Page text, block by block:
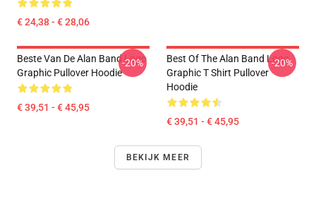
€ 24,38 - € 28,06
Beste Van De Alan Band Logo
Graphic Pullover Hoodie
€ 39,51 - € 45,95
-20%
Best Of The Alan Band Logo
Graphic T Shirt Pullover
Hoodie
€ 39,51 - € 45,95
-20%
BEKIJK MEER